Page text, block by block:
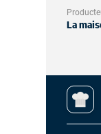
La